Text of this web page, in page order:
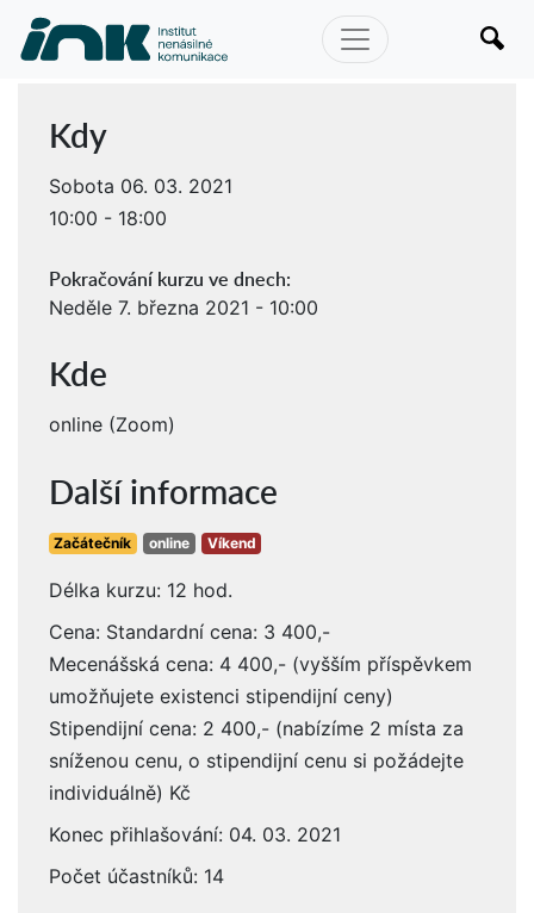
Kdy
Sobota 06. 03. 2021
10:00 - 18:00
Pokračování kurzu ve dnech:
Neděle 7. března 2021 - 10:00
Kde
online (Zoom)
Další informace
Začátečník online Víkend
Délka kurzu: 12 hod.
Cena: Standardní cena: 3 400,-
Mecenášská cena: 4 400,- (vyšším příspěvkem
umožňujete existenci stipendijní ceny)
Stipendijní cena: 2 400,- (nabízíme 2 místa za
sníženou cenu, o stipendijní cenu si požádejte
individuálně) Kč
Konec přihlašování: 04. 03. 2021
Počet účastníků: 14